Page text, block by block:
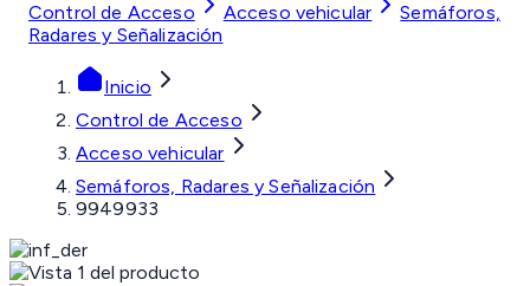
Control de Acceso Acceso vehicular
Semáforos,
Radares y Señalización
Inicio
Control de Acceso
Acceso vehicular
Semáforos, Radares y Señalización
9949933